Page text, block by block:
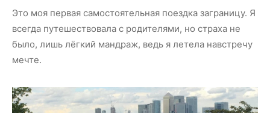
Это моя первая самостоятельная поездка заграницу. Я
всегда путешествовала с родителями, но страха не
было, лишь лёгкий мандраж, ведь я летела навстречу
мечте.